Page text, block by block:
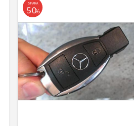
SPARA
50%